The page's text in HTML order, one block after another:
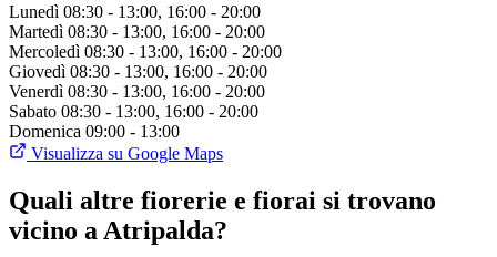
Lunedì 08:30 - 13:00, 16:00 - 20:00
Martedì 08:30 - 13:00, 16:00 - 20:00
Mercoledì 08:30 - 13:00, 16:00 - 20:00
Giovedì 08:30 - 13:00, 16:00 - 20:00
Venerdì 08:30 - 13:00, 16:00 - 20:00
Sabato 08:30 - 13:00, 16:00 - 20:00
Domenica 09:00 - 13:00
Visualizza su Google Maps
Quali altre fiorerie e fiorai si trovano
vicino a Atripalda?